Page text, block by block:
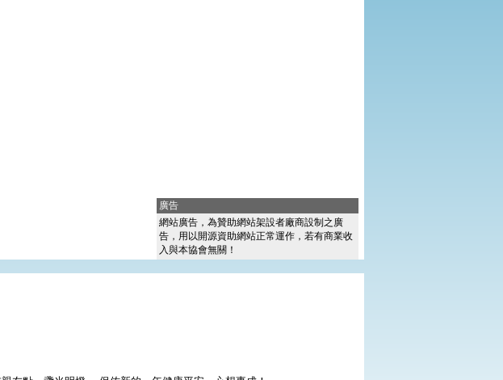
廣告
網站廣告，為贊助網站架設者廠商設制之廣
告，用以開源資助網站正常運作，若有商業收
入與本協會無關！